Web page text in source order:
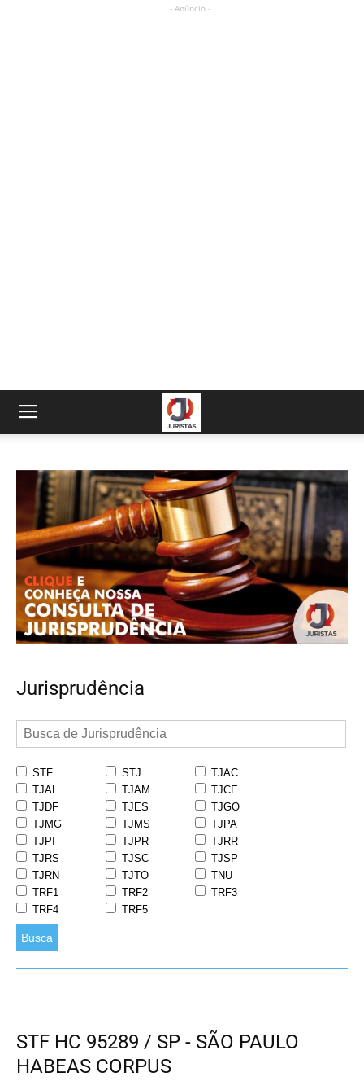
- Anúncio -
Jurisprudência
STF STJ
TJAC
TJAL
TJAM
TJCE
TJDF
TJES
TJGO
TJMG
TJMS
TJPA
TJPI
TJPR
TJRR
TJRS
TJSC
TJSP
TJRN
TJTO
TNU
TRF1
TRF2
TRF3
TRF4
TRF5
Busca
STF HC 95289 / SP - SÃO PAULO
HABEAS CORPUS